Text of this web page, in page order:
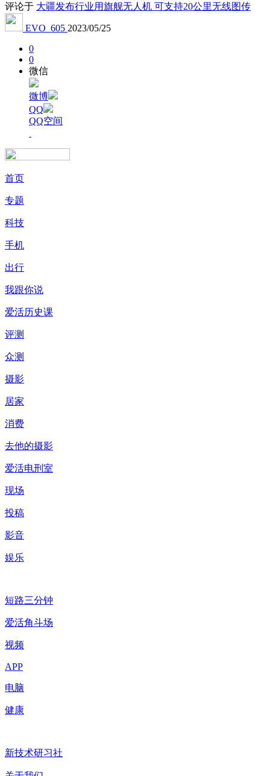
评论于 大疆发布行业用旗舰无人机 可支持20公里无线图传
EVO_605 2023/05/25
0
0
微信
微博
QQ
QQ空间
首页
专题
科技
手机
出行
我跟你说
爱活历史课
评测
众测
摄影
居家
消费
去他的摄影
爱活电刑室
现场
投稿
影音
娱乐
短路三分钟
爱活角斗场
视频
APP
电脑
健康
新技术研习社